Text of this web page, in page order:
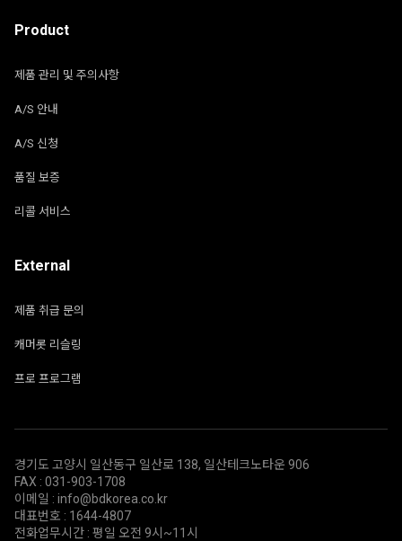
Product
제품 관리 및 주의사항
A/S 안내
A/S 신청
품질 보증
리콜 서비스
External
제품 취급 문의
캐머롯 리슬링
프로 프로그램
경기도 고양시 일산동구 일산로 138, 일산테크노타운 906
FAX : 031-903-1708
이메일 : info@bdkorea.co.kr
대표번호 : 1644-4807
전화업무시간 : 평일 오전 9시~11시